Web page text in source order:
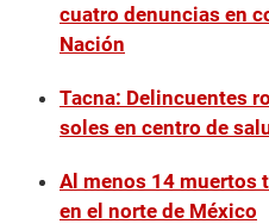
cuatro denuncias en
Nación
Tacna: Delincuentes
soles en centro de
Al menos 14 muertos
en el norte de México